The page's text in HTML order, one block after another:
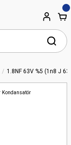
1.8NF 63V %5 (1n8 J